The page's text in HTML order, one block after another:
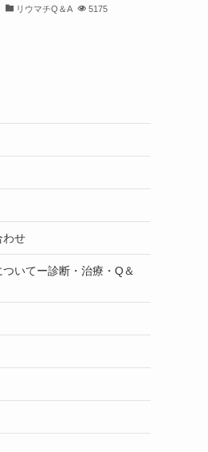
リウマチQ＆A 5175
わせ
いてー診断・治療・Q＆